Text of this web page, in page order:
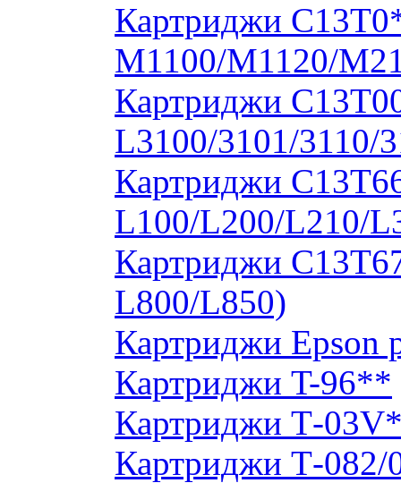
Картриджи
M1100/M1120/
Картриджи
L3100/3101/3110/
Картриджи
L100/L200/L210/
Картриджи
L800/L850)
Картриджи Epson
Картриджи T-96**
Картриджи Т-
Картриджи Т-